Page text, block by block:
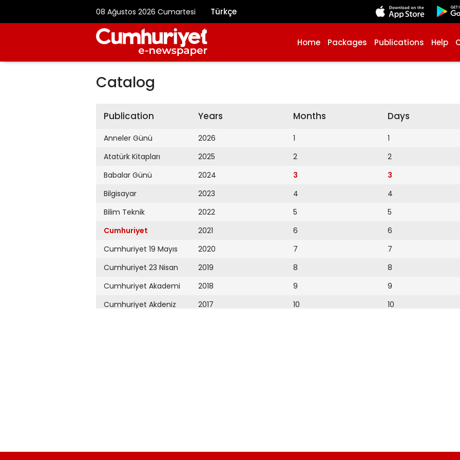
08 Ağustos 2026 Cumartesi Türkçe
Home Packages Publications Help
Catalog
Publication
Anneler Günü
Atatürk Kitapları
Babalar Günü
Bilgisayar
Bilim Teknik
Cumhuriyet
Cumhuriyet 19 Mayıs
Cumhuriyet 23 Nisan
Cumhuriyet Akademi
Cumhuriyet Akdeniz
Cumhuriyet Çevre
Years
2026
2025
2024
2023
2022
2021
2020
2019
2018
2017
2009
Months
1
2
3
4
5
6
7
8
9
10
Days
1
2
3
4
5
6
7
8
9
10
18